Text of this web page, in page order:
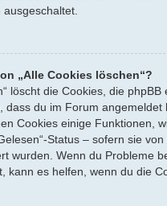
ausgeschaltet.
„Alle Cookies löschen“?
löscht die Cookies, die phpBB
dass du im Forum angemeldet
Cookies einige Funktionen,
Status – sofern sie
wurden. Wenn du Probleme
kann es helfen, wenn du die